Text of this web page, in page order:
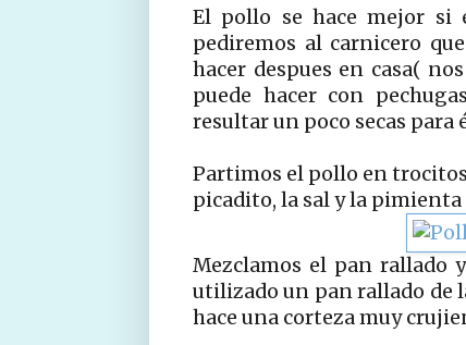
El pollo se hace mejor si
pediremos al carnicero
hacer despues en casa(
puede hacer con
resultar un poco secas para
Partimos el pollo en trocitos
picadito, la sal y la pimienta
Mezclamos el pan rallado
utilizado un pan rallado de
hace una corteza muy